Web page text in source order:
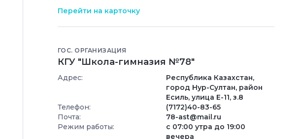
Перейти на карточку
ГОС. ОРГАНИЗАЦИЯ
КГУ "Школа-гимназия №78"
Адрес:
Республика Казахстан,
город Нур-Султан, район
Есиль, улица Е-11, з.8
Телефон:
(7172)40-83-65
Почта:
78-ast@mail.ru
Режим работы:
с 07:00 утра до 19:00
вечера